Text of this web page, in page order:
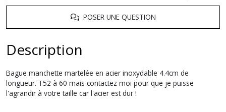
POSER UNE QUESTION
Description
Bague manchette martelée en acier inoxydable 4.4cm de
longueur. T52 à 60 mais contactez moi pour que je puisse
l'agrandir à votre taille car l'acier est dur !